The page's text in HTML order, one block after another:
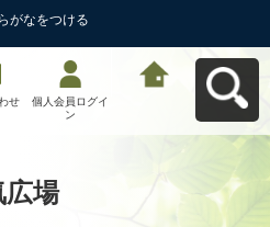
がなをつける
せ
個人会員ログイ
ン
場